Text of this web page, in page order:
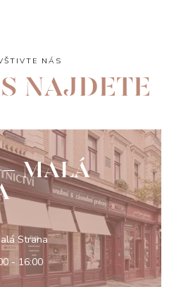
NÁS
NAJDETE
- MALÁ
Strana
- 16:00